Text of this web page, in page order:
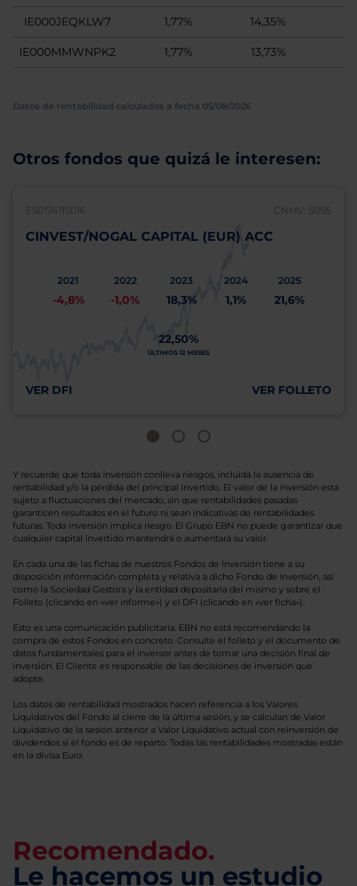
IE000JEQKLW7 1,77% 14,35%
IE000MMWNPK2 1,77% 13,73%
Datos de rentabilidad calculados a fecha 05/08/2026
Otros fondos que quizá le interesen:
ES0174115016 CNMV: 5095
CINVEST/NOGAL CAPITAL (EUR) ACC
2021
-4,8%
2022
-1,0%
2023
18,3%
2024
1,1%
2025
21,6%
22,50%
ÚLTIMOS 12 MESES
VER DFI VER FOLLETO
Y recuerde que toda inversión conlleva riesgos, incluida la ausencia de
rentabilidad y/o la pérdida del principal invertido. El valor de la inversión está
sujeto a fluctuaciones del mercado, sin que rentabilidades pasadas
garanticen resultados en el futuro ni sean indicativas de rentabilidades
futuras. Toda inversión implica riesgo. El Grupo EBN no puede garantizar que
cualquier capital invertido mantendrá o aumentará su valor.
En cada una de las fichas de nuestros Fondos de Inversión tiene a su
disposición información completa y relativa a dicho Fondo de Inversión, así
como la Sociedad Gestora y la entidad depositaria del mismo y sobre el
Folleto (clicando en «ver informe») y el DFI (clicando en «ver ficha»).
Esto es una comunicación publicitaria. EBN no está recomendando la
compra de estos Fondos en concreto. Consulte el folleto y el documento de
datos fundamentales para el inversor antes de tomar una decisión final de
inversión. El Cliente es responsable de las decisiones de inversión que
adopte.
Los datos de rentabilidad mostrados hacen referencia a los Valores
Liquidativos del Fondo al cierre de la última sesión, y se calculan de Valor
Liquidativo de la sesión anterior a Valor Liquidativo actual con reinversión de
dividendos si el fondo es de reparto. Todas las rentabilidades mostradas están
en la divisa Euro.
Recomendado.
Le hacemos un estudio